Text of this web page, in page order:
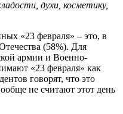
духи, косметику,
«23 февраля» – это, в
(58%). Для
армии и Военно-
«23 февраля» как
говорят, что это
не считают этот день